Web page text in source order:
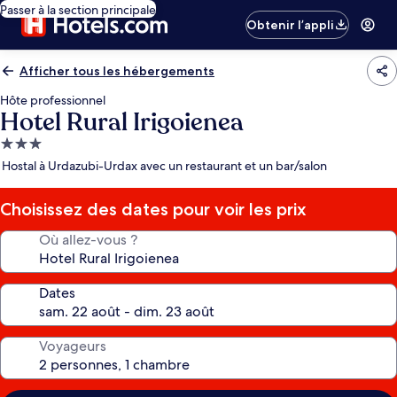
Passer à la section principale
Obtenir l’appli
Afficher tous les hébergements
Hôte professionnel
Hotel Rural Irigoienea
Hébergement
3.0 étoiles
Hostal à Urdazubi-Urdax avec un restaurant et un bar/salon
Choisissez des dates pour voir les prix
Où allez-vous ?
Dates
Voyageurs